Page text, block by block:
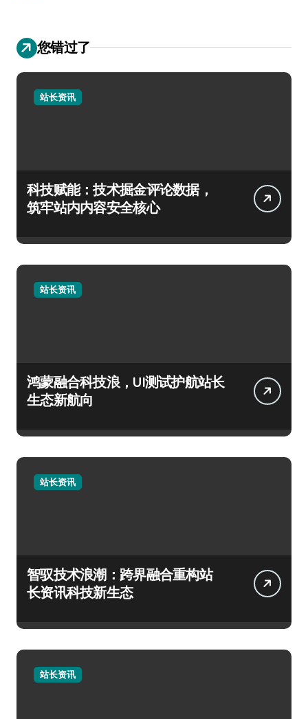
您错过了
站长资讯
科技赋能：技术掘金评论数据，
筑牢站内内容安全核心
站长资讯
鸿蒙融合科技浪，UI测试护航站长
生态新航向
站长资讯
智驭技术浪潮：跨界融合重构站
长资讯科技新生态
站长资讯